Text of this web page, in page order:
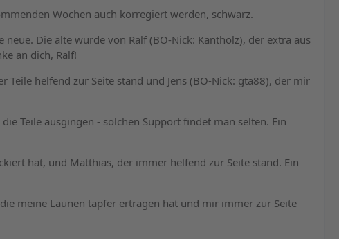
Wochen auch korregiert werden, schwarz.
Die alte wurde von Ralf (BO-Nick: Kantholz), der extra aus
an dich, Ralf!
helfend zur Seite stand und Jens (BO-Nick: gta88), der mir
Teile ausgingen - solchen Support findet man selten. Ein
hat, und Matthias, der immer helfend zur Seite stand. Ein
meine Launen tapfer ertragen hat und mir immer zur Seite